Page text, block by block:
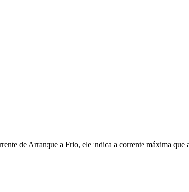
de Arranque a Frio, ele indica a corrente máxima que